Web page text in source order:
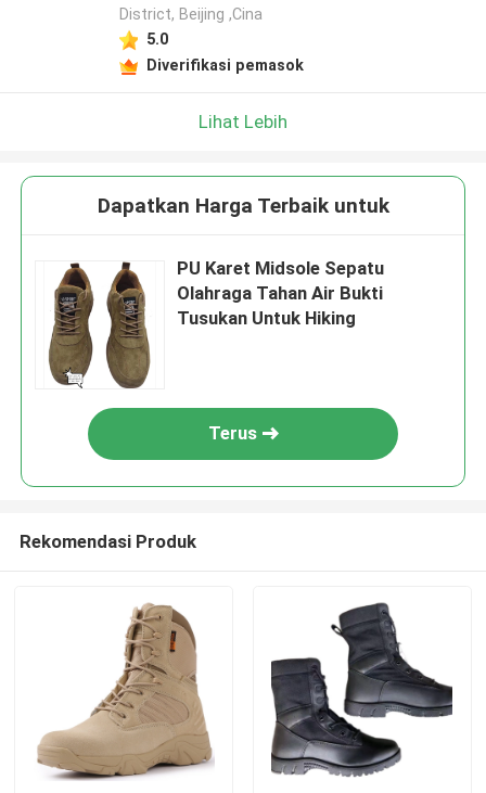
Rumah
District, Beijing ,Cina
5.0
Diverifikasi pemasok
Lihat Lebih
Dapatkan Harga Terbaik untuk
PU Karet Midsole Sepatu
Olahraga Tahan Air Bukti
Tusukan Untuk Hiking
Terus
Rekomendasi Produk